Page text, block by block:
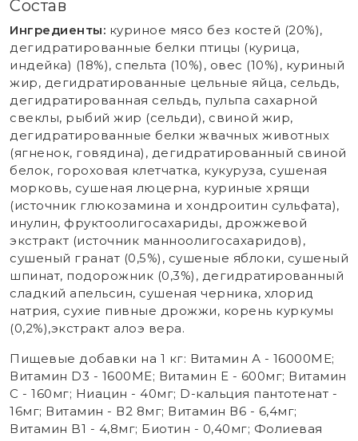
Состав
Ингредиенты: куриное мясо без костей (20%),
дегидратированные белки птицы (курица,
индейка) (18%), спельта (10%), овес (10%), куриный
жир, дегидратированные цельные яйца, сельдь,
дегидратированная сельдь, пульпа сахарной
свеклы, рыбий жир (сельди), свиной жир,
дегидратированные белки жвачных животных
(ягненок, говядина), дегидратированный свиной
белок, гороховая клетчатка, кукуруза, сушеная
морковь, сушеная люцерна, куриные хрящи
(источник глюкозамина и хондроитин сульфата),
инулин, фруктоолигосахариды, дрожжевой
экстракт (источник маннoолигосахаридов),
сушеный гранат (0,5%), сушеные яблоки, сушеный
шпинат, подорожник (0,3%), дегидратированный
сладкий апельсин, сушеная черника, хлорид
натрия, сухие пивные дрожжи, корень куркумы
(0,2%),экстракт алоэ вера.
Пищевые добавки на 1 кг: Витамин А - 16000ME;
Витамин D3 - 1600ME; Витамин Е - 600мг; Витамин
С - 160мг; Ниацин - 40мг; D-кальция пантотенат -
16мг; Витамин - В2 8мг; Витамин В6 - 6,4мг;
Витамин B1 - 4,8мг; Биотин - 0,40мг; Фолиевая